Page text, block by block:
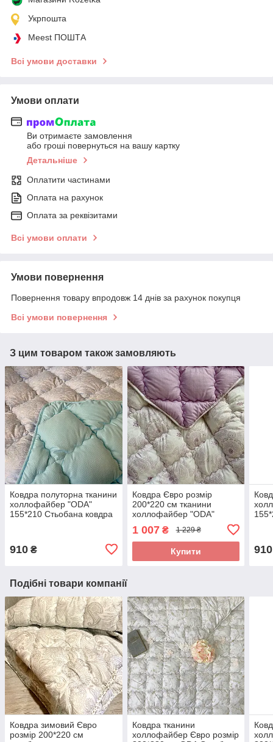
Укрпошта
Meest ПОШТА
Всі умови доставки
Умови оплати
Ви отримаєте замовлення
або гроші повернуться на вашу картку
Детальніше
Оплатити частинами
Оплата на рахунок
Оплата за реквізитами
Всі умови оплати
Умови повернення
Повернення товару впродовж 14 днів за рахунок покупця
Всі умови повернення
З цим товаром також замовляють
Ковдра полуторна тканини
холлофайбер "ODA"
155*210 Стьобана ковдра
910 ₴
Ковдра Євро розмір
200*220 см тканини
холлофайбер "ODA"
1 007₴ 1 229 ₴
Купити 910
Подібні товари компанії
Ковдра зимовий Євро
розмір 200*220 см
Ковдра тканини
холлофайбер Євро розмір